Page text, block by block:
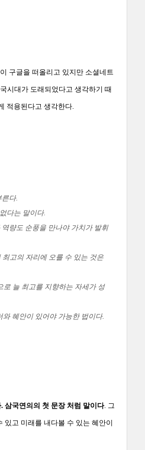
구글을 떠올리고 있지만 소셜네트
시대가 도래되었다고 생각하기 때
적용된다고 생각한다.
다.
다는 말이다.
량도 순풍을 만나야 가치가 발휘
고의 자리에 오를 수 있는 것은
늘 최고를 지향하는 자세가 성
혜안이 있어야 가능한 법이다.
삼국연의의 첫 문장 처럼 말이다. 그
고 미래를 내다볼 수 있는 혜안이